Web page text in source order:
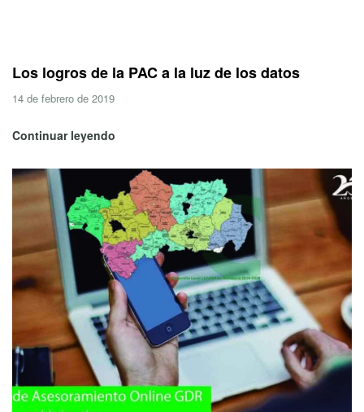
Los logros de la PAC a la luz de los datos
14 de febrero de 2019
Continuar leyendo